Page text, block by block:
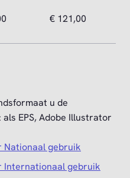
€ 121,00
u de
EPS, Adobe Illustrator
Nationaal gebruik
Internationaal gebruik